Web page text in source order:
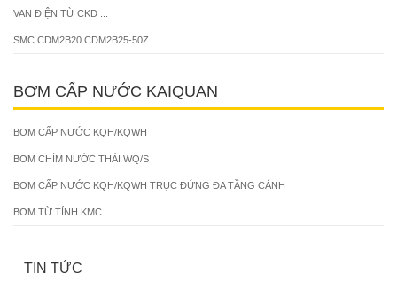
VAN ĐIỆN TỪ CKD ...
SMC CDM2B20 CDM2B25-50Z ...
BƠM CẤP NƯỚC KAIQUAN
BƠM CẤP NƯỚC KQH/KQWH
BƠM CHÌM NƯỚC THẢI WQ/S
BƠM CẤP NƯỚC KQH/KQWH TRỤC ĐỨNG ĐA TẦNG CÁNH
BƠM TỪ TÍNH KMC
TIN TỨC